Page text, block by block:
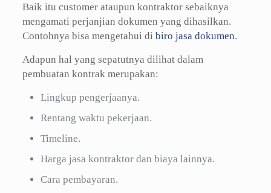
Baik itu customer ataupun kontraktor sebaiknya
mengamati perjanjian dokumen yang dihasilkan.
Contohnya bisa mengetahui di biro jasa dokumen.
Adapun hal yang sepatutnya dilihat dalam
pembuatan kontrak merupakan:
Lingkup pengerjaanya.
Rentang waktu pekerjaan.
Timeline.
Harga jasa kontraktor dan biaya lainnya.
Cara pembayaran.